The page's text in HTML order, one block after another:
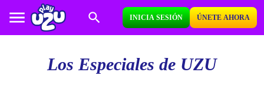
INICIA SESIÓN ÚNETE AHORA
Los Especiales de UZU